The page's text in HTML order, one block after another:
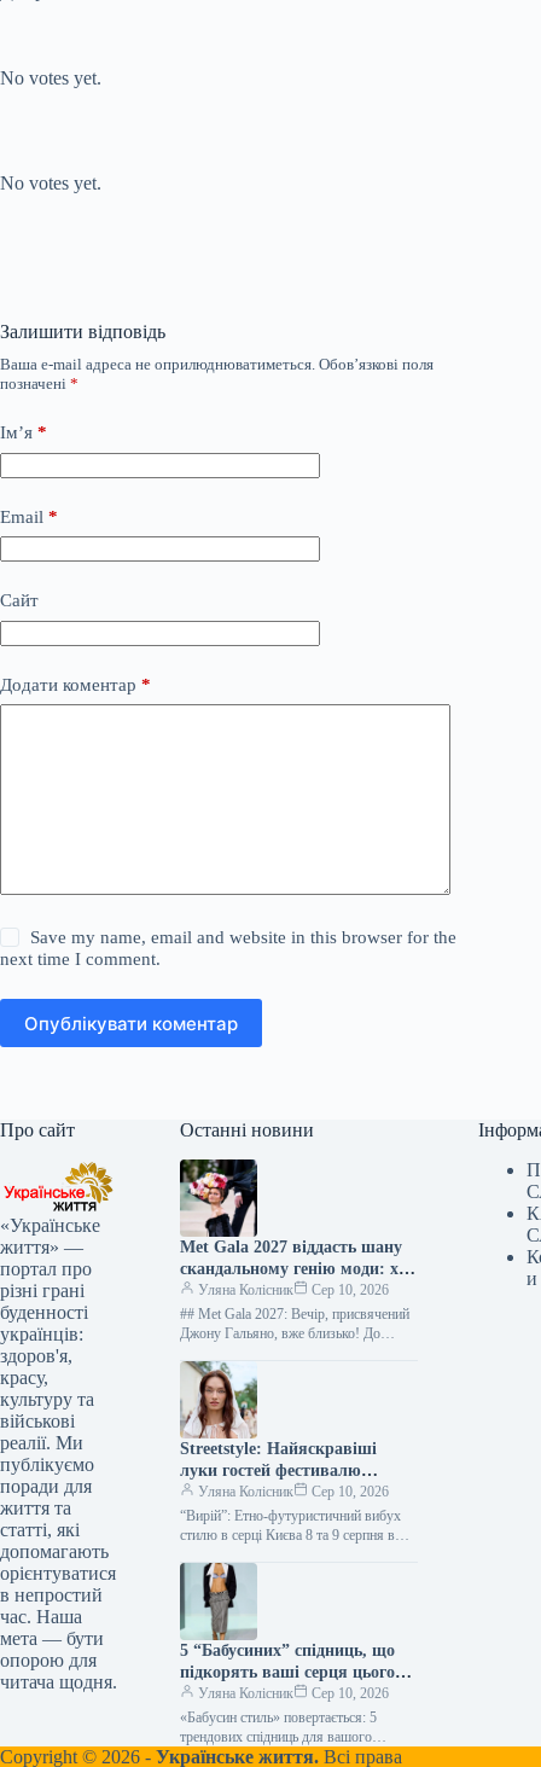
No votes yet.
No votes yet.
Залишити відповідь
Ваша e-mail адреса не оприлюднюватиметься. Обов’язкові поля
позначені *
Ім’я *
Email *
Сайт
Додати коментар *
Save my name, email and website in this browser for the
next time I comment.
Опублікувати коментар
Про сайт
«Українське
життя» —
портал про
різні грані
буденності
українців:
здоров'я,
красу,
культуру та
військові
реалії. Ми
публікуємо
поради для
життя та
статті, які
допомагають
орієнтуватися
в непростий
час. Наша
мета — бути
опорою для
читача щодня.
Останні новини
Met Gala 2027 віддасть шану
скандальному генію моди: хто
стане зіркою вечора
Уляна Колісник
Сер 10, 2026
## Met Gala 2027: Вечір, присвячений
Джону Гальяно, вже близько! До
Met Gala 2027 –…
Streetstyle: Найяскравіші
луки гостей фестивалю
“Вирій”
Уляна Колісник
Сер 10, 2026
“Вирій”: Етно-футуристичний вибух
стилю в серці Києва 8 та 9 серпня в
електронного фестивалю “Вирій”.…
5 “Бабусиних” спідниць, що
підкорять ваші серця цього
сезону
Уляна Колісник
Сер 10, 2026
«Бабусин стиль» повертається: 5
трендових спідниць для вашого
гардеробу 2026 Спідниці, що раніше
и
Copyright © 2026 - Українське життя. Всі права